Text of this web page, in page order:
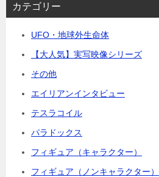
カテゴリー
UFO・地球外生命体
【大人気】実写映像シリーズ
その他
エイリアンインタビュー
テスラコイル
パラドックス
フィギュア（キャラクター）
フィギュア（ノンキャラクター）